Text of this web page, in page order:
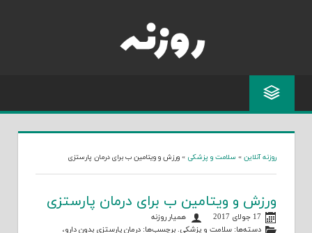
روزنه آنلاین » سلامت و پزشکی » ورزش و ویتامین ب برای درمان پارستزی
ورزش و ویتامین ب برای درمان پارستزی
17 جولای 2017
همیار روزنه
دسته‌ها:سلامت و پزشکی. برچسب‌ها:درمان پارستزی بدون دارو،